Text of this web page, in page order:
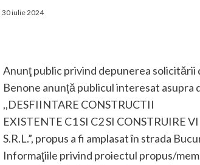
30 iulie 2024
Anunţ public privind depunerea solicitării
Benone anunță publicul interesat
,,DESFIINTARE CONSTRUCTII
EXISTENTE C1 SI C2 SI CONSTRUIRE
S.R.L.”, propus a fi amplasat în strada
Informaţiile privind proiectul propus/